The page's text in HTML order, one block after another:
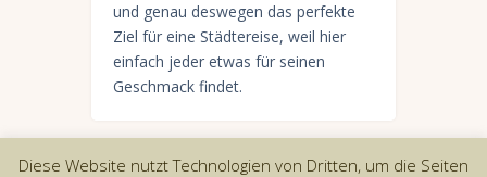
und genau deswegen das perfekte
Ziel für eine Städtereise, weil hier
einfach jeder etwas für seinen
Geschmack findet.
Diese Website nutzt Technologien von Dritten, um die Seiten